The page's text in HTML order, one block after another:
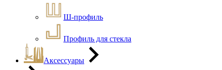
Ш-профиль
Профиль для стекла
Аксессуары